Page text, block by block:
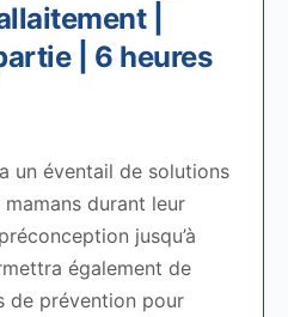
|
| 6 heures
un éventail de solutions
durant leur
jusqu’à
également de
de prévention pour